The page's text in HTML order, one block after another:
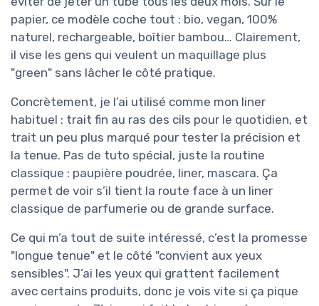
papier, ce modèle coche tout : bio, vegan, 100%
naturel, rechargeable, boîtier bambou… Clairement,
il vise les gens qui veulent un maquillage plus
"green" sans lâcher le côté pratique.
Concrètement, je l’ai utilisé comme mon liner
habituel : trait fin au ras des cils pour le quotidien, et
trait un peu plus marqué pour tester la précision et
la tenue. Pas de tuto spécial, juste la routine
classique : paupière poudrée, liner, mascara. Ça
permet de voir s’il tient la route face à un liner
classique de parfumerie ou de grande surface.
Ce qui m’a tout de suite intéressé, c’est la promesse
"longue tenue" et le côté "convient aux yeux
sensibles". J’ai les yeux qui grattent facilement
avec certains produits, donc je vois vite si ça pique